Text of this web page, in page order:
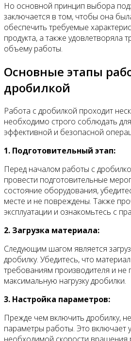
Но основной принцип выбора
заключается в том, чтобы она
обеспечить требуемые
продукта, а также удовлетворяла
объему работы.
Основные этапы
дробилкой
Работа с дробилкой проходит
необходимо строго соблюдать
эффективной и безопасной
1. Подготовительный этап:
Перед началом работы с
провести подготовительные
состояние оборудования,
месте и не повреждены. Также
эксплуатации и ознакомьтесь с
2. Загрузка материала:
Следующим шагом является
дробилку. Убедитесь, что
требованиям производителя и
максимальную нагрузку дробилки.
3. Настройка параметров:
Прежде чем включить дробилку,
параметры работы. Это включает